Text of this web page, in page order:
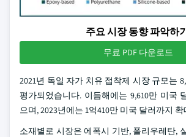
주요 시장 동향 파악하
무료 PDF 다운로드
2021년 독일 자가 치유 접착제 시장 규모는
평가되었습니다. 이듬해에는 9,610만 미국
으며, 2023년에는 1억410만 미국 달러까지
소재별로 시장은 에폭시 기반, 폴리우레탄,